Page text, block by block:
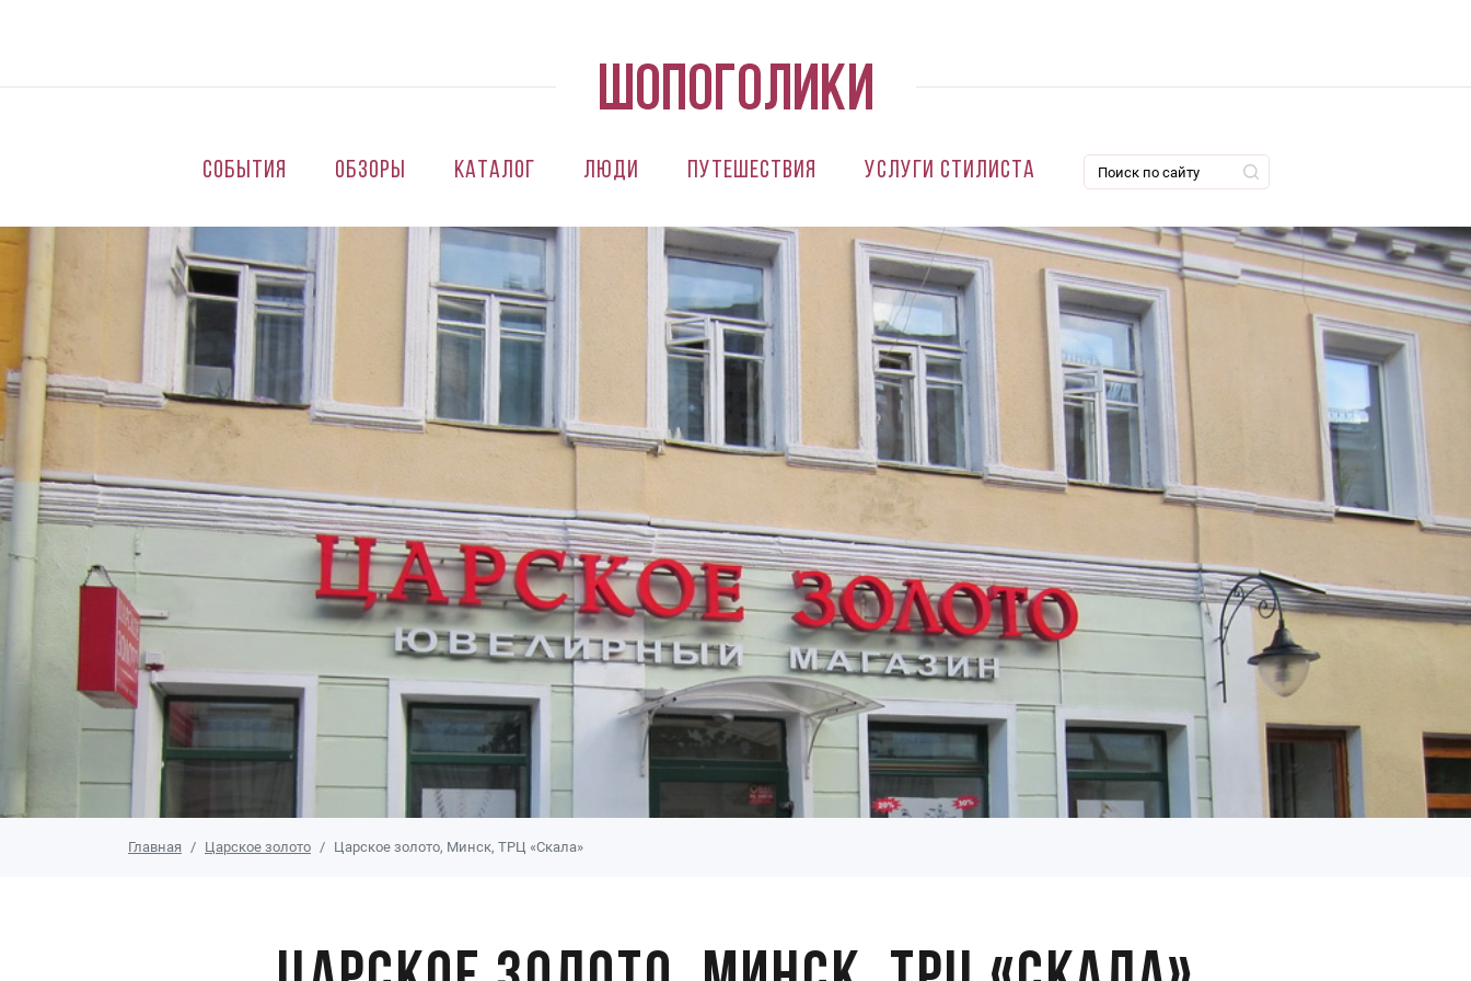
События Обзоры Каталог Люди Путешествия Услуги стилиста
Главная Царское золото Царское золото, Минск, ТРЦ «Скала»